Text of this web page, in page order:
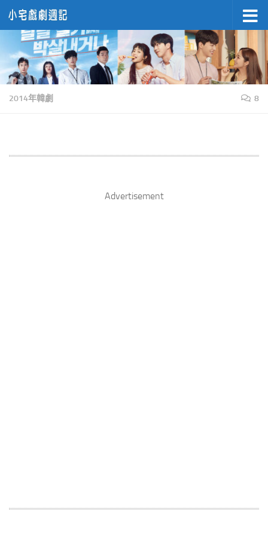
Skip to content
2014年韓劇 8
Advertisement